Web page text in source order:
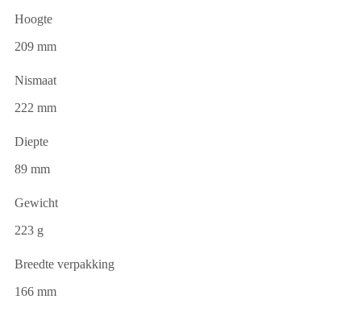
Hoogte
209 mm
Nismaat
222 mm
Diepte
89 mm
Gewicht
223 g
Breedte verpakking
166 mm